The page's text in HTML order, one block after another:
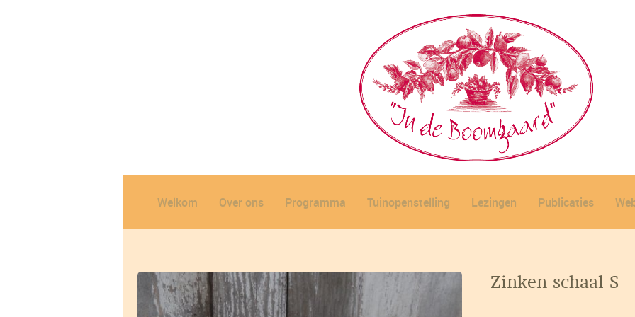
Welkom Over ons Programma Tuinopenstelling Lezingen Publicaties
Zinken schaal S